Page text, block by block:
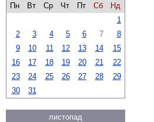
Пн
Вт Ср Чт Пт Сб
Нд
1
2
3 4 5 6 7
8
9
10 11 12 13 14
15
16
17 18 19 20 21
22
23
24 25 26 27 28
29
30
31
листопад